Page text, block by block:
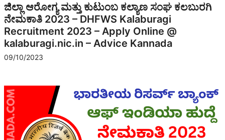
ಜಿಲ್ಲಾ ಆರೋಗ್ಯ ಮತ್ತು ಕುಟುಂಬ ಕಲ್ಯಾಣ ಸಂಘ ಕಲಬುರಗಿ
ನೇಮಕಾತಿ 2023 – DHFWS Kalaburagi
Recruitment 2023 – Apply Online @
kalaburagi.nic.in – Advice Kannada
09/10/2023